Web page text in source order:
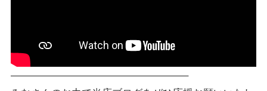
—————————————————–